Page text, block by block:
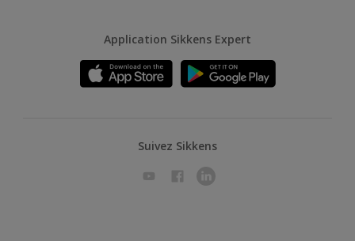
Application Sikkens Expert
Suivez Sikkens